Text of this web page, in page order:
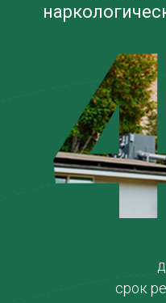
срок